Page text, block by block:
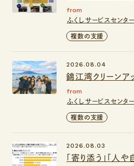
from
ふくしサービスセンタ
複数の支援
錦江湾クリーンア
2026.08.04
from
ふくしサービスセンタ
複数の支援
「寄り添う」「人
2026.08.03